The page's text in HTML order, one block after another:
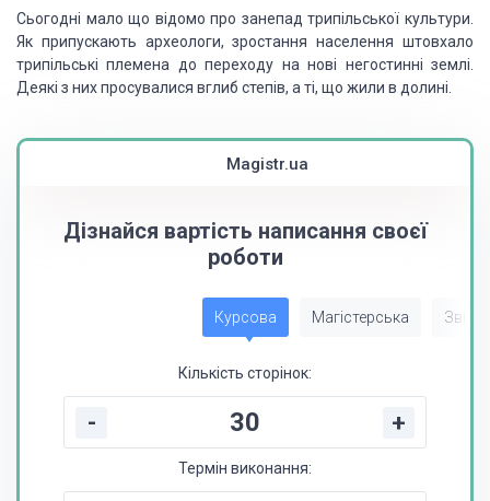
Сьогодні мало що відомо про занепад трипільської культури.
Як припускають археологи, зростання населення штовхало
трипільські племена до переходу на нові негостинні землі.
Деякі з них просувалися вглиб степів, а ті, що жили в долині.
Magistr.ua
Дізнайся вартість написання своєї
роботи
Курсова Магістерська Звіт
Кількість сторінок:
- +
Термін виконання: